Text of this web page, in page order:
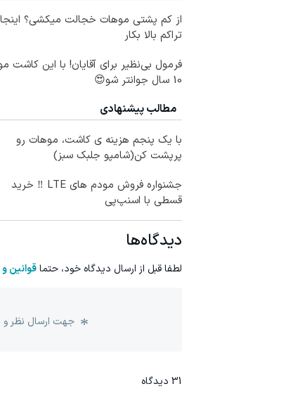
از کم پشتی موهات خجالت میکشی؟ اینجا
تراکم بالا بکار
فرمول بی‌نظیر برای آقایان! با این کاشت
10 سال جوانتر شو😍
مطالب پیشنهادی
با یک پنجم هزینه ی کاشت، موهات رو
پرپشت کن(شامپو جلبک سبز)
جشنواره فروش مودم های LTE ‼️ خرید
قسطی با اسنپ‌پی
دیدگاه‌ها
لطفا قبل از ارسال دیدگاه خود، حتماقوانین
جهت ارسال نظر و
31 دیدگاه